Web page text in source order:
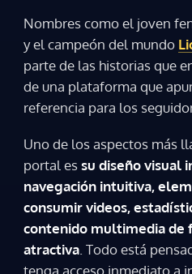
Nombres como el joven
y el campeón del mundo
parte de las historias que
de una plataforma que
referencia para los
Uno de los aspectos más
portal essu diseño visual
navegación intuitiva,
consumir videos,
contenido multimedia de
atractiva . Todo está
tenga acceso inmediato a